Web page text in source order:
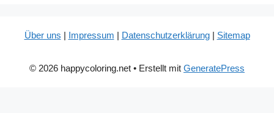
Über uns | Impressum | Datenschutzerklärung| Sitemap
© 2026 happycoloring.net • Erstellt mit GeneratePress